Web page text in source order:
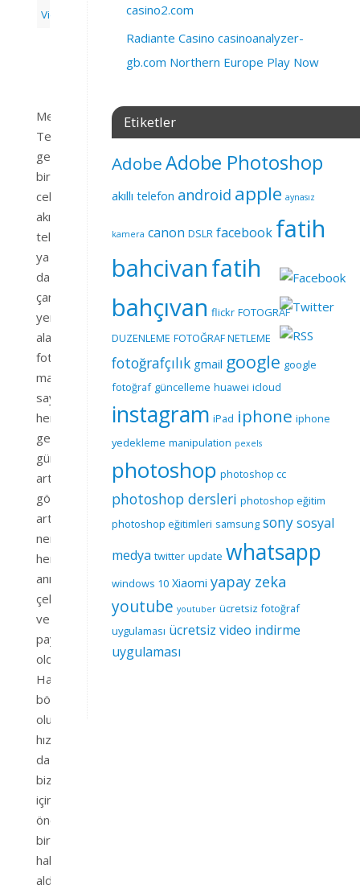
Videoları
Merhabalar,
Teknolojinin
gelişmesiyle
birlikte
cebimizdeki
akıllı
telefonların
ya
da
çantamızda
yer
alan
fotoğraf
makinelerinin
sayısı
her
geçen
gün
artış
gösteriyor.
artık
neredeyse
her
anımızı
çeker
ve
paylaşır
olduk.
Hal
böyle
olunca
hız
da
bizim
için
önemli
bir
hal
aldı.
casino2.com
Radiante Casino casinoanalyzer-
gb.com Northern Europe Play Now
Etiketler
AdobeAdobe Photoshop
akıllı telefon android apple aynasız
kamera canon DSLR facebook fatih
bahcivanfatih
bahçıvan flickr FOTOGRAF
DUZENLEME FOTOĞRAF NETLEME
fotoğrafçılık gmail google google
fotoğraf güncelleme huawei icloud
instagram iPad iphone iphone
yedekleme manipulation pexels
photoshop photoshop cc
photoshop dersleri photoshop eğitim
photoshop eğitimleri samsung sonysosyal
medya twitter update whatsapp
windows 10 Xiaomi yapay zeka
youtube youtuber ücretsiz fotoğraf
uygulaması ücretsiz video indirme
uygulaması